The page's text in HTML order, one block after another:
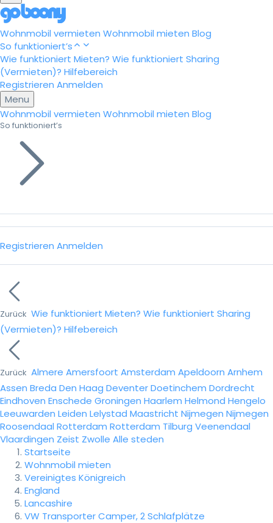
Wohnmobil vermieten Wohnmobil mieten Blog
So funktioniert’s
Wie funktioniert Mieten? Wie funktioniert Sharing
(Vermieten)? Hilfebereich
Registrieren Anmelden
Menu
Wohnmobil vermieten Wohnmobil mieten Blog
So funktioniert’s
Registrieren Anmelden
Zurück Wie funktioniert Mieten? Wie funktioniert Sharing
(Vermieten)? Hilfebereich
Zurück Almere Amersfoort Amsterdam Apeldoorn Arnhem
Assen Breda Den Haag DeventerDoetinchem Dordrecht
Eindhoven Enschede Groningen Haarlem Helmond Hengelo
Leeuwarden Leiden Lelystad Maastricht Nijmegen Nijmegen
Roosendaal Rotterdam Rotterdam Tilburg Veenendaal
Vlaardingen Zeist Zwolle Alle steden
Startseite
Wohnmobil mieten
Vereinigtes Königreich
England
Lancashire
VW Transporter Camper, 2 Schlafplätze